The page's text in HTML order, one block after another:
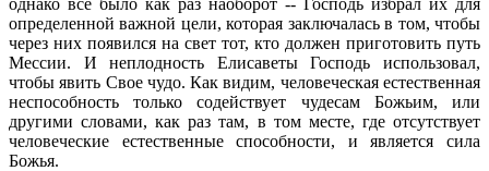
определенной важной цели, которая заключалась в том, чтобы
через них появился на свет тот, кто должен приготовить путь
Мессии. И неплодность Елисаветы Господь использовал,
чтобы явить Свое чудо. Как видим, человеческая естественная
неспособность только содействует чудесам Божьим, или
другими словами, как раз там, в том месте, где отсутствует
человеческие естественные способности, и является сила
Божья.